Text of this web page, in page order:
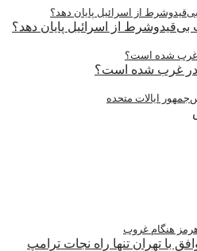
بی‌قیدوشرط از اسرائیل پایان دهد؟
غرب شده است؟
با تهران تنها راه نجات ترامپ